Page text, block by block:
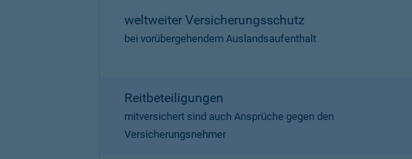
weltweiter Versicherungsschutz
bei vorübergehendem Auslandsaufenthalt
Reitbeteiligungen
mitversichert sind auch Ansprüche gegen den
Versicherungsnehmer